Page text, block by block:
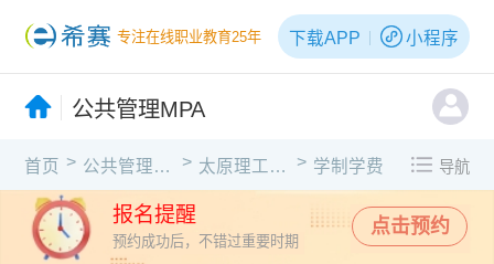
专注在线职业教育25年 下载APP 小程序
公共管理MPA
首页 > 公共管理MPA > 太原理工大学 > 学制学费 导航
报名提醒
预约成功后，不错过重要时期
点击预约